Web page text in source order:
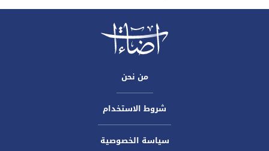
من نحن
شروط الاستخدام
سياسة الخصوصية